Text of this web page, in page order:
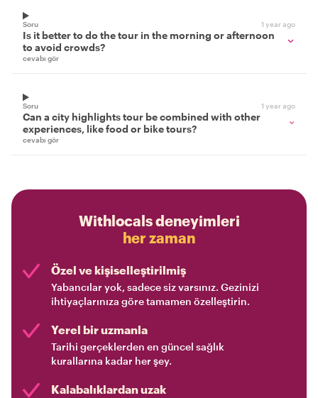
Soru 1 year ago
Is it better to do the tour in the morning or afternoon
to avoid crowds?
cevabı gör
Soru 1 year ago
Can a city highlights tour be combined with other
experiences, like food or bike tours?
cevabı gör
Withlocals deneyimleri
her zaman
Özel ve kişiselleştirilmiş
Yabancılar yok, sadece siz varsınız. Gezinizi
ihtiyaçlarınıza göre tamamen özelleştirin.
Yerel bir uzmanla
Tarihi gerçeklerden en güncel sağlık
kurallarına kadar her şey.
Kalabalıklardan uzak